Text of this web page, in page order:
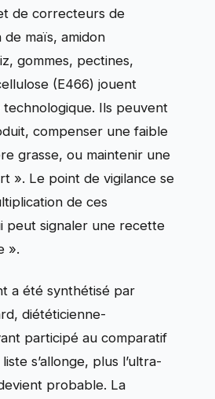
de correcteurs de
maïs, amidon
gommes, pectines,
(E466) jouent
Ils peuvent
compenser une faible
grasse, ou maintenir une
». Le point de vigilance se
de ces
peut signaler une recette
».
a été synthétisé par
diététicienne-
participé au comparatif
s’allonge, plus l’ultra-
probable. La